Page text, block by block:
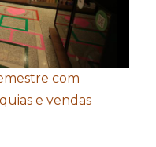
com
e vendas